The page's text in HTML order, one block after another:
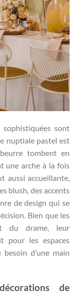
sont
nuptiale pastel est
tombent en
une arche à la fois
aussi accueillante,
blush, des accents
de design qui se
Bien que les
du drame, leur
pour les espaces
d’une main
de